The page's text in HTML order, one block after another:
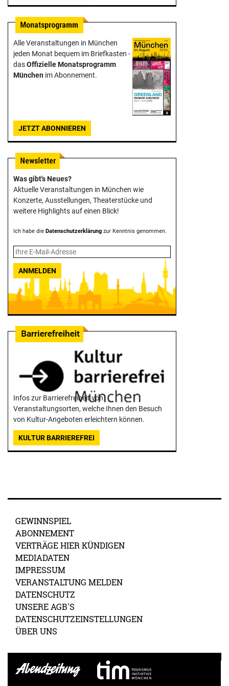
Alle Veranstaltungen in München
jeden Monat bequem im Briefkasten -
dasOffizielle Monats­programm
München im Abonnement.
JETZT ABONNIEREN
Was gibt's Neues?
Aktuelle Veranstaltungen in München wie
Konzerte, Ausstellungen, Theater­stücke und
weitere Highlights auf einen Blick!
Ich habe die Datenschutzerklärung zur Kenntnis genommen.
ANMELDEN
Infos zur Barrierefreiheit von
Veranstaltungsorten, welche Ihnen den Besuch
von Kultur-Angeboten erleichtern können.
KULTUR BARRIEREFREI
GEWINNSPIEL
ABONNEMENT
VERTRÄGE HIER KÜNDIGEN
MEDIADATEN
IMPRESSUM
VERANSTALTUNG MELDEN
DATENSCHUTZ
UNSERE AGB'S
DATENSCHUTZEINSTELLUNGEN
ÜBER UNS